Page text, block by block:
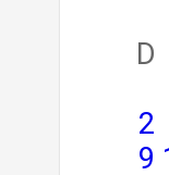
D
2
9